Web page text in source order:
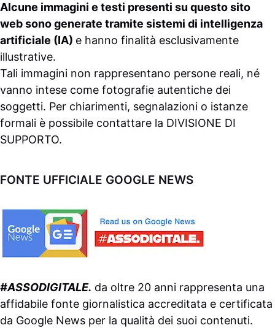
Alcune immagini e testi presenti su questo sito
web sono generate tramite sistemi di intelligenza
artificiale (IA) e hanno finalità esclusivamente
illustrative.
Tali immagini non rappresentano persone reali, né
vanno intese come fotografie autentiche dei
soggetti. Per chiarimenti, segnalazioni o istanze
formali è possibile contattare la DIVISIONE DI
SUPPORTO.
FONTE UFFICIALE GOOGLE NEWS
#ASSODIGITALE. da oltre 20 anni rappresenta una
affidabile fonte giornalistica accreditata e certificata
da Google News per la qualità dei suoi contenuti.